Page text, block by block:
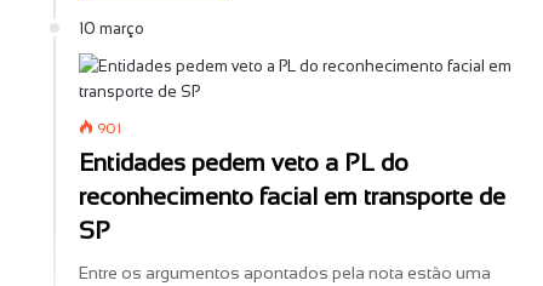
10 março
901
Entidades pedem veto a PL do
reconhecimento facial em transporte de
SP
Entre os argumentos apontados pela nota estão uma